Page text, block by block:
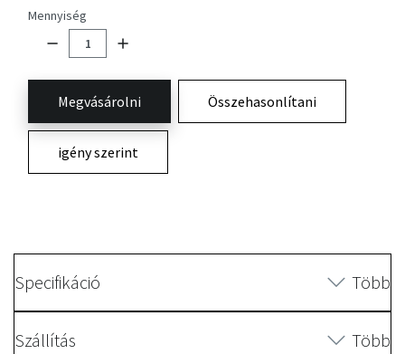
Mennyiség
Megvásárolni Összehasonlítani
igény szerint
Specifikáció Több
Szállítás Több